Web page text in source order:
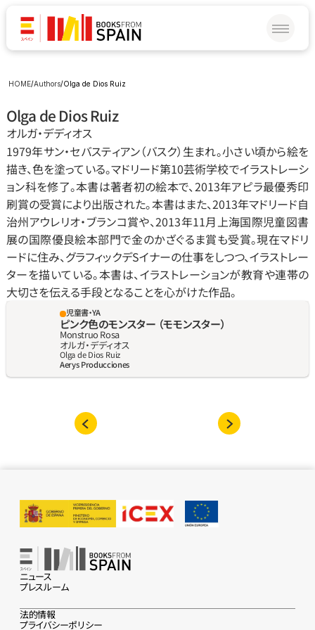
HOME/Authors/Olga de Dios Ruiz
Olga de Dios Ruiz
オルガ‧デディオス
1979年サン‧セバスティアン（バスク）生まれ。小さい頃から絵を
描き、色を塗っている。マドリード第10芸術学校でイラストレーシ
ョン科を修了。本書は著者初の絵本で、2013年アピラ最優秀印
刷賞の受賞により出版された。本書はまた、2013年マドリード自
治州アウレリオ‧ブランコ賞や、2013年11月上海国際児童図書
展の国際優良絵本部門で金のかざぐるま賞も受賞。現在マドリ
ードに住み、グラフィックデSイナーの仕事をしつつ、イラストレー
ターを描いている。本書は、イラストレーションが教育や連帯の
大切さを伝える手段となることを心がけた作品。
児童書・YA
ピンク色のモンスター （モモンスター）
Monstruo Rosa
オルガ‧デディオス
Olga de Dios Ruiz
Aerys Producciones
ニュース
プレスルーム
法的情報
プライバシーポリシー